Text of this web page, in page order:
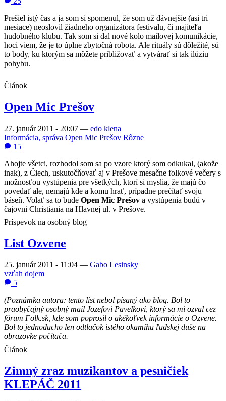
Prešiel istý čas a ja som si spomenul, že som už dávnejšie (asi tri
mesiace) neoslovil žiadneho organizátora festivalu, či majiteľa
hudobného klubu. Tak som si dal nové kolo mailovej komunikácie,
hoci viem, že je to úplne zbytočná robota. Ale rituály sú dôležité, sú
to body, ku ktorým sa môžete približovať a vytvárať si tak ilúziu
pohybu.
Článok
Open Mic Prešov
27. január 2011 - 20:07 — edo klena
Informácia, správa Open Mic Prešov Rôzne
15
Ahojte všetci, rozhodol som sa po vzore ktorý som odkukal, (akože
inak), z Čiech, uskutočňovať aj v Prešove mesačne folkové večery s
možnosťou vystúpenia pre všetkých, ktorí si myslia, že majú čo
povedať ale, nemajú kde a komu hrať, prípadne prečítať svoju
báseň. Volať sa to bude Open Mic Prešov a vystúpenia budú v
čajovni Christiania na Hlavnej ul. v Prešove.
Príspevok na osobný blog
List Ozvene
25. január 2011 - 11:04 — Gabo Lesinsky
vzťah dojem
5
(Poznámka autora: tento list nebol písaný ako blog. Bol to
praobyčajný osobný mail Jozefovi Pavelkovi, ktorý sa mi ozval cez
fórum Folk.sk, kde som poprosil o akékoľvek informácie o Ozvene.
Bol to jednoducho len odtlačok istého okamihu ľudskej duše na
obrazovke počítača.
Článok
Zimný zraz muzikantov a pesničiek
KLEPÁČ 2011